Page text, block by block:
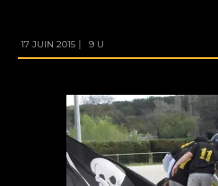
17 JUIN 2015 9 U